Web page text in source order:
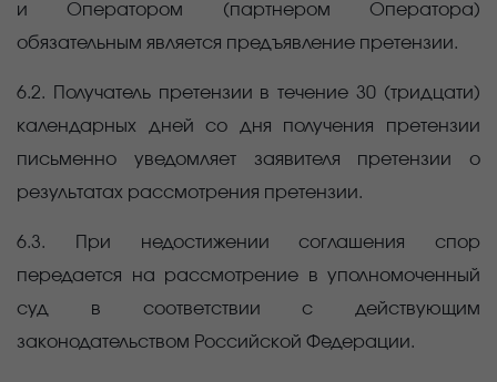
и Оператором (партнером Оператора)
обязательным является предъявление претензии.
6.2. Получатель претензии в течение 30 (тридцати)
календарных дней со дня получения претензии
письменно уведомляет заявителя претензии о
результатах рассмотрения претензии.
6.3. При недостижении соглашения спор
передается на рассмотрение в уполномоченный
суд в соответствии с действующим
законодательством Российской Федерации.